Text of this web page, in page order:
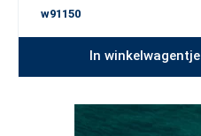
w91150
In winkelwagentje